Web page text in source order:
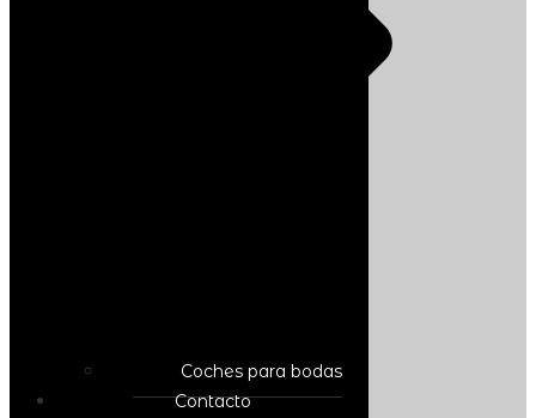
Coches para bodas
Contacto